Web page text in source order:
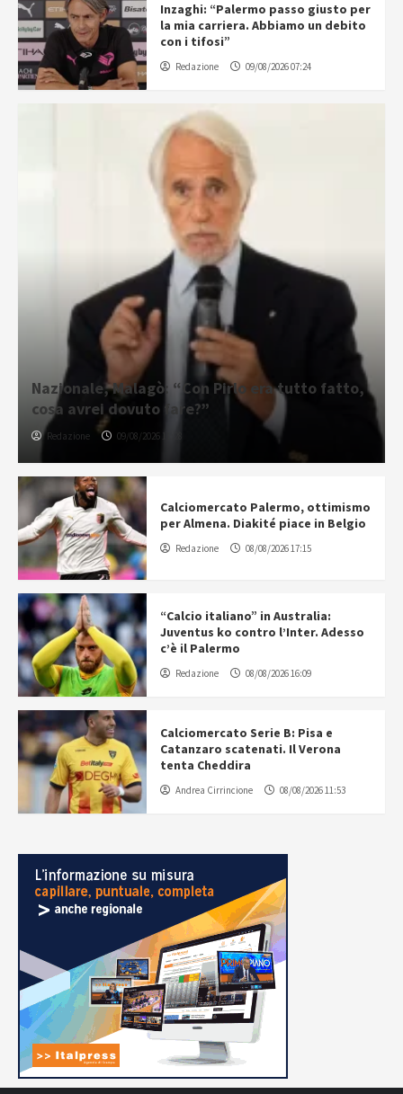
Inzaghi: “Palermo passo giusto per
la mia carriera. Abbiamo un debito
con i tifosi”
Redazione 09/08/2026 07:24
Nazionale, Malagò: “Con Pirlo era tutto fatto,
cosa avrei dovuto fare?”
Redazione 09/08/2026 11:28
Calciomercato Palermo, ottimismo
per Almena. Diakité piace in Belgio
Redazione 08/08/2026 17:15
“Calcio italiano” in Australia:
Juventus ko contro l’Inter. Adesso
c’è il Palermo
Redazione 08/08/2026 16:09
Calciomercato Serie B: Pisa e
Catanzaro scatenati. Il Verona
tenta Cheddira
Andrea Cirrincione 08/08/2026 11:53